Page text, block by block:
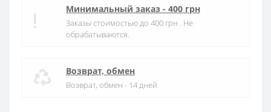
Минимальный заказ - 400 грн
Заказы стоимостью до 400 грн . Не
обрабатываются.
Возврат, обмен
Возврат, обмен - 14 дней